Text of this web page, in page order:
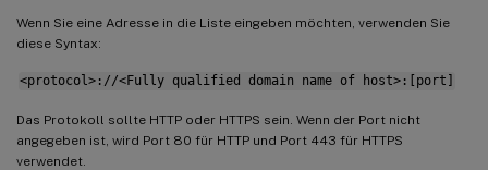
Wenn Sie eine Adresse in die Liste eingeben möchten, verwenden Sie
diese Syntax:
<protocol>://<Fully qualified domain name of host>:[port]
Das Protokoll sollte HTTP oder HTTPS sein. Wenn der Port nicht
angegeben ist, wird Port 80 für HTTP und Port 443 für HTTPS
verwendet.